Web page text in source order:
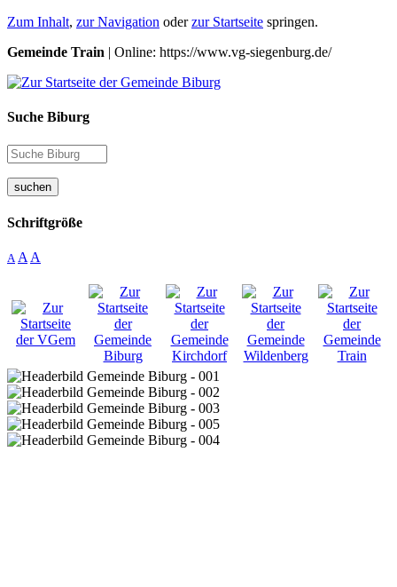
Zum Inhalt, zur Navigation oderzur Startseite springen.
Gemeinde Train | Online: https://www.vg-siegenburg.de/
Suche Biburg
suchen
Schriftgröße
A A A